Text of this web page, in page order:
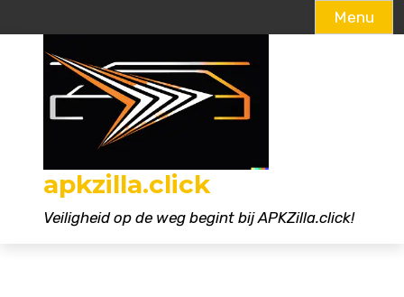
Menu
apkzilla.click
Veiligheid op de weg begint bij APKZilla.click!